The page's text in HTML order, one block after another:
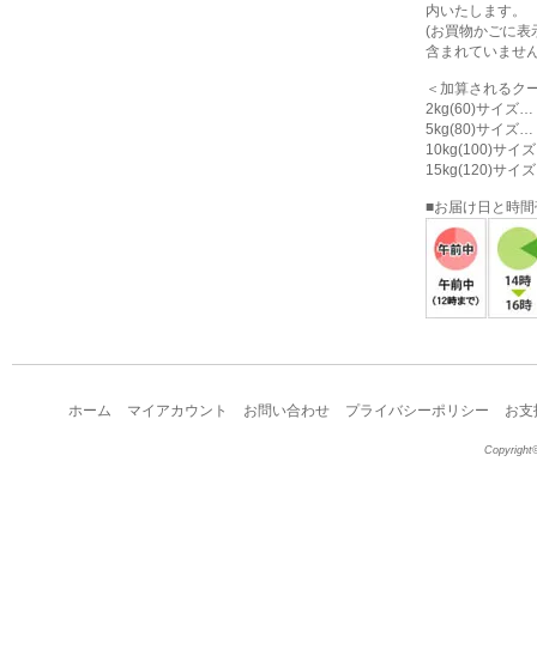
内いたします。
(お買物かごに表
含まれていませ
＜加算されるク
2kg(60)サイズ
5kg(80)サイズ
10kg(100)サイ
15kg(120)サイ
■お届け日と時
ホーム マイアカウント お問い合わせ プライバシーポリシー お